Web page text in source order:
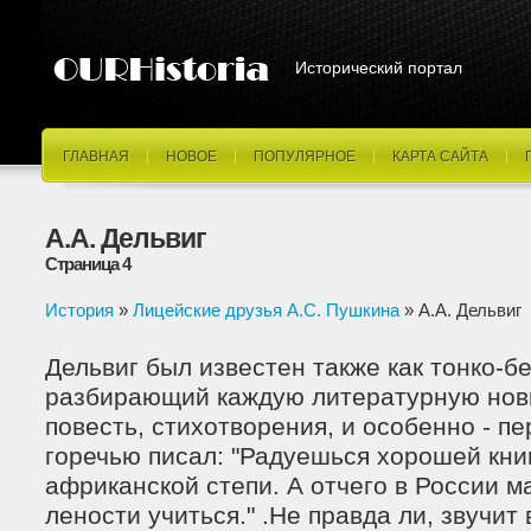
Исторический портал
ГЛАВНАЯ НОВОЕ ПОПУЛЯРНОЕ КАРТА САЙТА
А.А. Дельвиг
Страница 4
История » Лицейские друзья А.С. Пушкина » А.А. Дельвиг
Дельвиг был известен также как тонко-
разбирающий каждую литературную
повесть, стихотворения, и особенно -
горечью писал: "Радуешься хорошей
африканской степи. А отчего в России
лености учиться." .Не правда ли,